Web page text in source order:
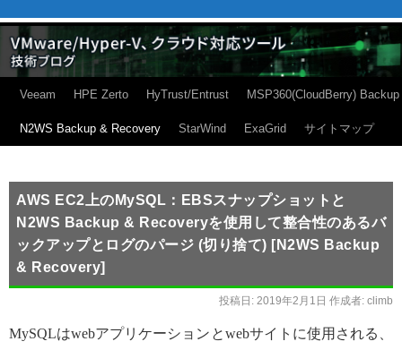
Veeam HPE Zerto HyTrust/Entrust MSP360(CloudBerry) Backup
N2WS Backup & Recovery StarWind ExaGrid サイトマップ
AWS EC2上のMySQL：EBSスナップショットと
N2WS Backup & Recoveryを使用して整合性のあるバ
ックアップとログのパージ (切り捨て) [N2WS Backup
& Recovery]
投稿日: 2019年2月1日 作成者: climb
MySQLはwebアプリケーションとwebサイトに使用される、